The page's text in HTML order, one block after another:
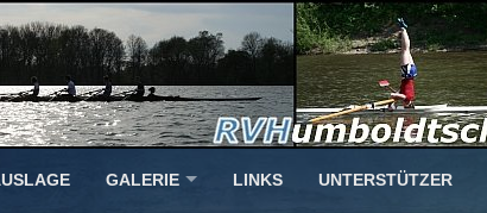
GALERIE LINKS UNTERSTÜTZER